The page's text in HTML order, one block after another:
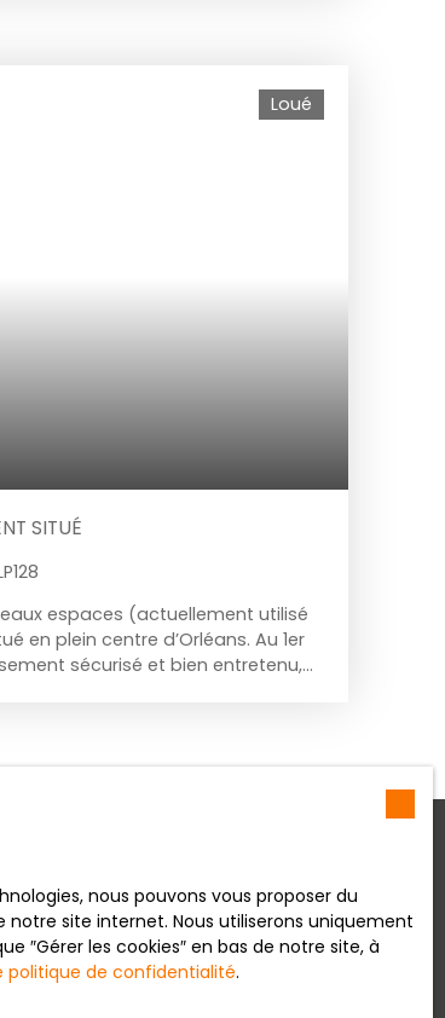
Loué
SITUÉ
espaces (actuellement utilisé
en plein centre d’Orléans. Au 1er
sécurisé et bien entretenu,
de 36,03m2 Carrez. Loyer CC :
les coordonnées en dernière
bien
recherche !
nous pouvons vous proposer du
site internet. Nous utiliserons uniquement
″Gérer les cookies″ en bas de notre site, à
politique de confidentialité.